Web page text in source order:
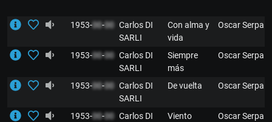
1953-00-00 Carlos DI
SARLI
Con alma y
vida
Oscar Serpa
1953-00-00 Carlos DI
SARLI
Siempre
más
Oscar Serpa
1953-00-00 Carlos DI
SARLI
De vuelta Oscar Serpa
1953-00-00 Carlos DI
Viento
Oscar Serpa